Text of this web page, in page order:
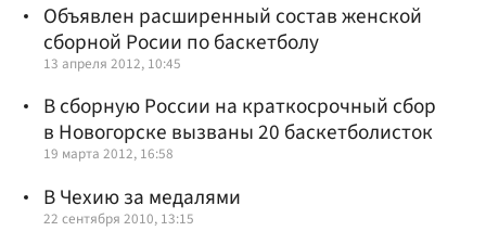
Объявлен расширенный состав женской
сборной Росии по баскетболу
13 апреля 2012, 10:45
В сборную России на краткосрочный сбор
в Новогорске вызваны 20 баскетболисток
19 марта 2012, 16:58
В Чехию за медалями
22 сентября 2010, 13:15